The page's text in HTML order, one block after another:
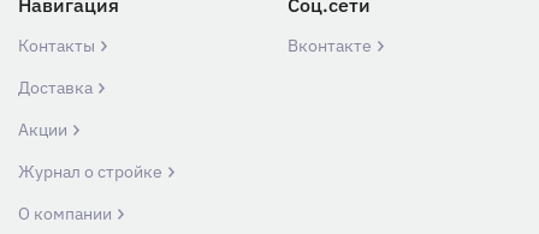
Навигация
Контакты
Доставка
Акции
Журнал о стройке
О компании
Соц.сети
Вконтакте